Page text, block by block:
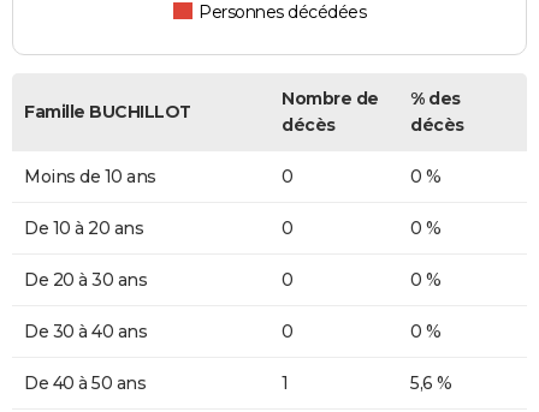
Personnes décédées
Famille BUCHILLOT
Nombre de
décès
% des
décès
Moins de 10 ans 0 0 %
De 10 à 20 ans 0 0 %
De 20 à 30 ans 0 0 %
De 30 à 40 ans 0 0 %
De 40 à 50 ans 1 5,6 %